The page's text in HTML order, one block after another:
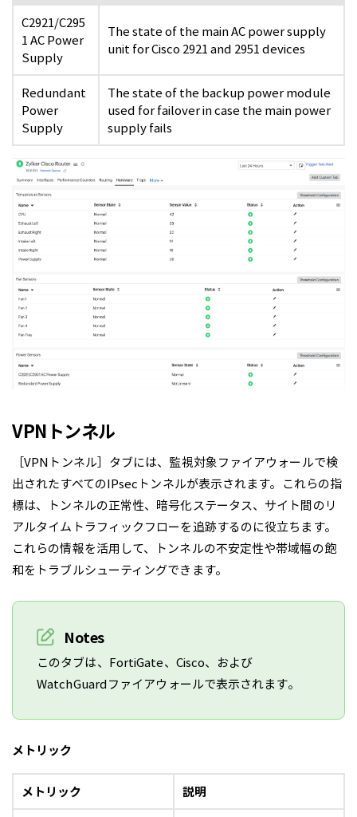
C2921/C295
1 AC Power
Supply
The state of the main AC power supply
unit for Cisco 2921 and 2951 devices
Redundant
Power
Supply
The state of the backup power module
used for failover in case the main power
supply fails
VPNトンネル
［VPNトンネル］タブには、監視対象ファイアウォールで検
出されたすべてのIPsecトンネルが表示されます。これらの指
標は、トンネルの正常性、暗号化ステータス、サイト間のリ
アルタイムトラフィックフローを追跡するのに役立ちます。
これらの情報を活用して、トンネルの不安定性や帯域幅の飽
和をトラブルシューティングできます。
Notes
このタブは、FortiGate、Cisco、および
WatchGuardファイアウォールで表示されます。
メトリック
メトリック 説明